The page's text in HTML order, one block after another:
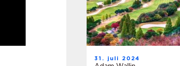
31. juli 2024